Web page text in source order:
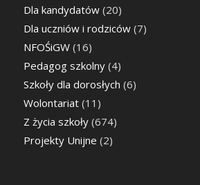
Dla kandydatów(20)
Dla uczniów i rodziców(7)
NFOŚiGW(16)
Pedagog szkolny(4)
Szkoły dla dorosłych (6)
Wolontariat(11)
Z życia szkoły(674)
Projekty Unijne (2)